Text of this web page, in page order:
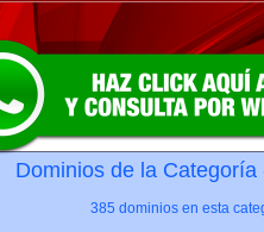
Dominios de la
385 dominios en esta